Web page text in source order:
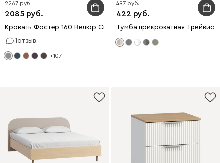
2085
2267
Кровать Фостер 160 Велюр Светло-серый
1отзыв
+107
422
497
Тумба прикроватная Трейвис